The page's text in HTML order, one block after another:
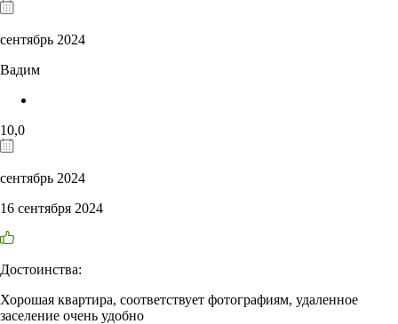
сентябрь 2024
Вадим
10,0
сентябрь 2024
16 сентября 2024
Достоинства:
Хорошая квартира, соответствует фотографиям, удаленное
заселение очень удобно